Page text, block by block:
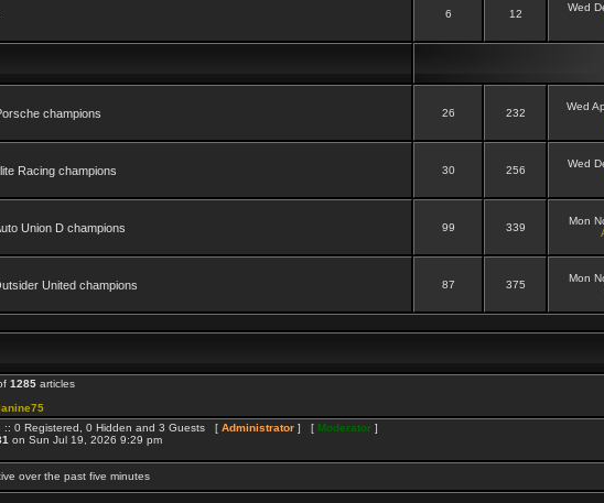
6 12
Wed
champions
26 232
Wed
Racing champions
30 256
Wed
Union D champions
99 339
Mon
United champions
87 375
Mon
1285 articles
:: 0 Registered, 0 Hidden and 3 Guests [ Administrator ] [ Moderator ]
on Sun Jul 19, 2026 9:29 pm
over the past five minutes